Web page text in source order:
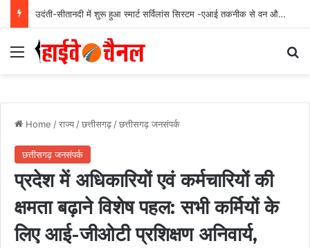
’देवलसुर्रा में विकास कार्यों को मिली नई गति, आंगनबाड़ी भवन और सांस्कृतिक मंच का हुआ भूमिपूजन’: वित्त मंत्री ओपी चौधरी….
Menu
Home /राज्य /छत्तीसगढ़ /छत्तीसगढ़ जनसंपर्क
छत्तीसगढ़ जनसंपर्क
प्रदेश में अधिकारियों एवं कर्मचारियों की
क्षमता बढ़ाने विशेष पहल: सभी कर्मियों के
लिए आई-जीओटी प्रशिक्षण अनिवार्य,